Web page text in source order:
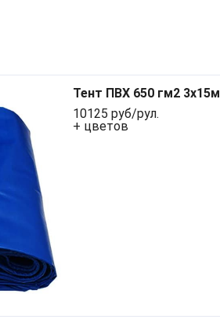
Тент ПВХ 650 гм2 3х15м
10125 руб/рул.
+ цветов